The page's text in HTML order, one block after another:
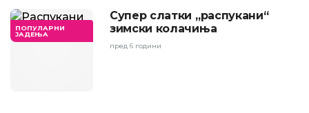
ПОПУЛАРНИ
ЈАДЕЊА
Супер слатки „распукани“
зимски колачиња
пред 6 години